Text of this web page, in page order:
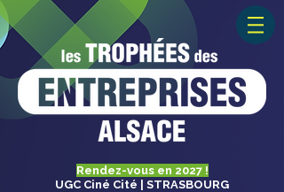
Rendez-vous en 2027 !
UGC Ciné Cité | STRASBOURG